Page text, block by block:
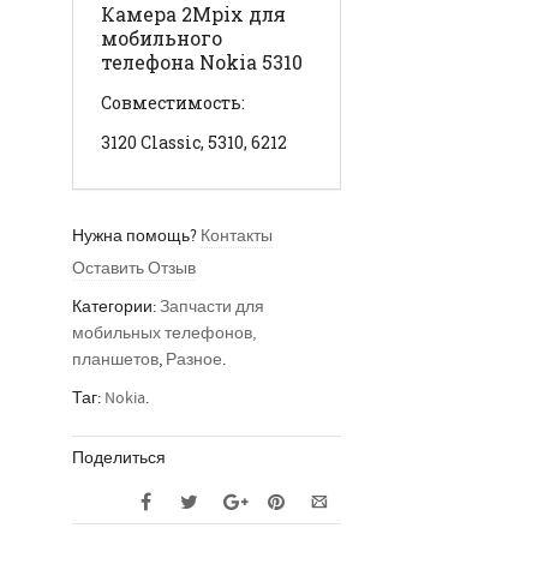
Камера 2Mpix для
мобильного
телефона Nokia 5310
Совместимость:
3120 Classic, 5310, 6212
Нужна помощь? Контакты
Оставить Отзыв
Категории:Запчасти для
мобильных телефонов,
планшетов, Разное.
Таг: Nokia.
Поделиться